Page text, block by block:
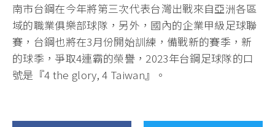
南市台鋼在今年將第三次代表台灣出戰來自亞洲各區
域的職業俱樂部球隊，另外，國內的企業甲級足球聯
賽，台鋼也將在3月份開始訓練，備戰新的賽季，新
的球季，爭取4連霸的榮譽，2023年台鋼足球隊的口
號是『4 the glory, 4 Taiwan』。